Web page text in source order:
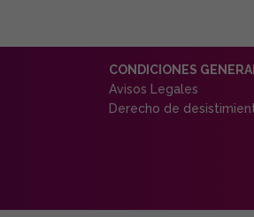
CONDICIONES
Avisos Legales
Derecho de